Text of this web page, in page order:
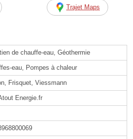
Trajet Maps
de chauffe-eau, Géothermie
eau, Pompes à chaleur
Frisquet, Viessmann
Energie.fr